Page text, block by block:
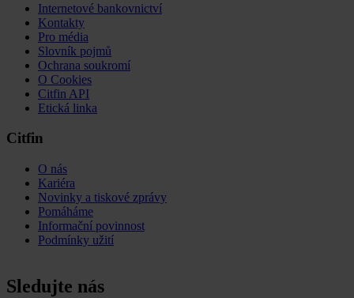
Internetové bankovnictví
Kontakty
Pro média
Slovník pojmů
Ochrana soukromí
O Cookies
Citfin API
Etická linka
Citfin
O nás
Kariéra
Novinky a tiskové zprávy
Pomáháme
Informační povinnost
Podmínky užití
Sledujte nás